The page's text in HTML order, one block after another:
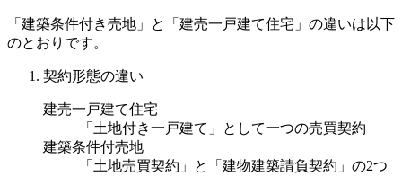
「建築条件付き売地」と「建売一戸建て住宅」の違いは以下
のとおりです。
契約形態の違い
建売一戸建て住宅
「土地付き一戸建て」として一つの売買契約
建築条件付売地
「土地売買契約」と「建物建築請負契約」の2つ